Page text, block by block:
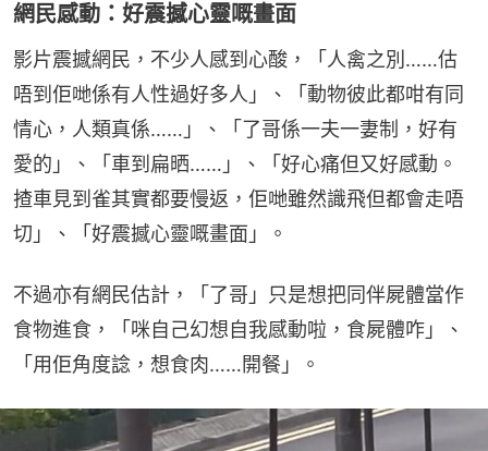
網民感動：好震撼心靈嘅畫面
影片震撼網民，不少人感到心酸，「人禽之別……估
唔到佢哋係有人性過好多人」、「動物彼此都咁有同
情心，人類真係……」、「了哥係一夫一妻制，好有
愛的」、「車到扁晒……」、「好心痛但又好感動。
揸車見到雀其實都要慢返，佢哋雖然識飛但都會走唔
切」、「好震撼心靈嘅畫面」。
不過亦有網民估計，「了哥」只是想把同伴屍體當作
食物進食，「咪自己幻想自我感動啦，食屍體咋」、
「用佢角度諗，想食肉……開餐」。